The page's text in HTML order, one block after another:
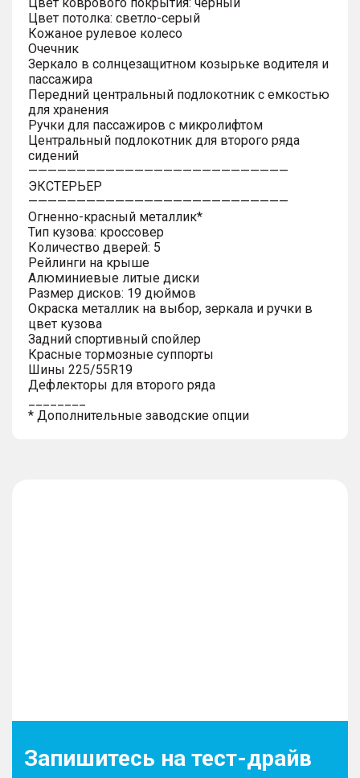
Цвет потолка: светло-серый
Кожаное рулевое колесо
Очечник
Зеркало в солнцезащитном козырьке водителя и
пассажира
Передний центральный подлокотник с емкостью
для хранения
Ручки для пассажиров с микролифтом
Центральный подлокотник для второго ряда
сидений
———————————————————————————
ЭКСТЕРЬЕР
———————————————————————————
Огненно-красный металлик*
Тип кузова: кроссовер
Количество дверей: 5
Рейлинги на крыше
Алюминиевые литые диски
Размер дисков: 19 дюймов
Окраска металлик на выбор, зеркала и ручки в
цвет кузова
Задний спортивный спойлер
Красные тормозные суппорты
Шины 225/55R19
Дефлекторы для второго ряда
* Дополнительные заводские опции
Запишитесь на тест-драйв